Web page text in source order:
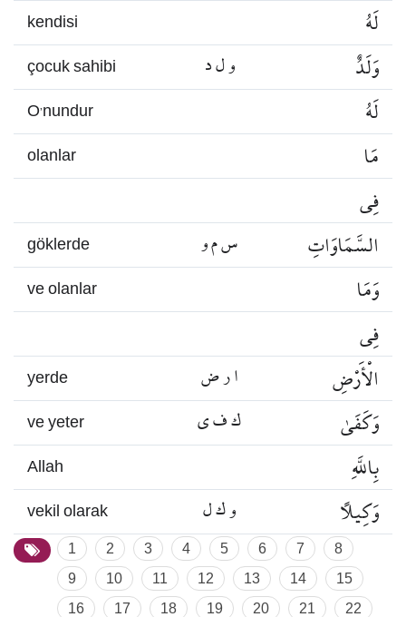
kendisi لَهُ
çocuk sahibi و ل د وَلَدٌ
O’nundur لَهُ
olanlar
مَا
فِي
göklerde س م و السَّمَاوَاتِ
ve olanlar
وَمَا
فِي
yerde ا ر ض الْأَرْضِ
ve yeter ك ف ي وَكَفَىٰ
Allah بِاللَّهِ
vekil olarak و ك ل وَكِيلًا
1 2 3 4 5 6 7
8
9
10 11 12 13 14
15
16
17 18 19 20 21
22